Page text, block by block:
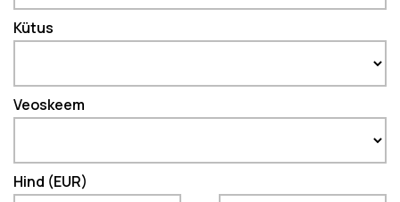
Kütus
Veoskeem
Hind (EUR)